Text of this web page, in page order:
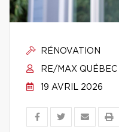
RÉNOVATION
RE/MAX QUÉBEC
19 AVRIL 2026